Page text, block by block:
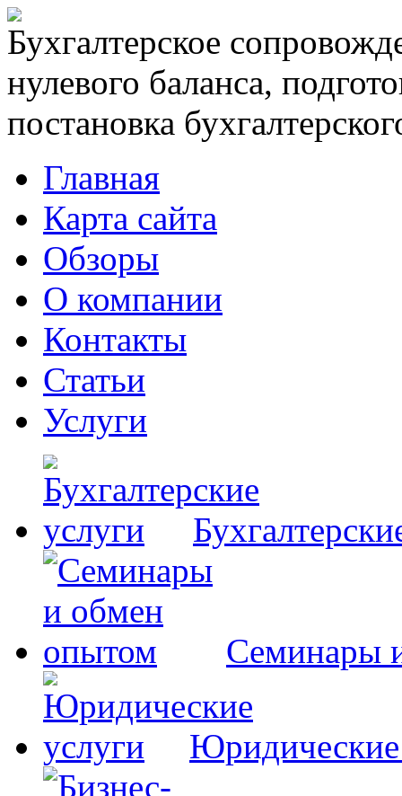
Бухгалтерское
нулевого баланса,
постановка
Главная
Карта сайта
Обзоры
О компании
Контакты
Статьи
Услуги
Семинары
Юридические